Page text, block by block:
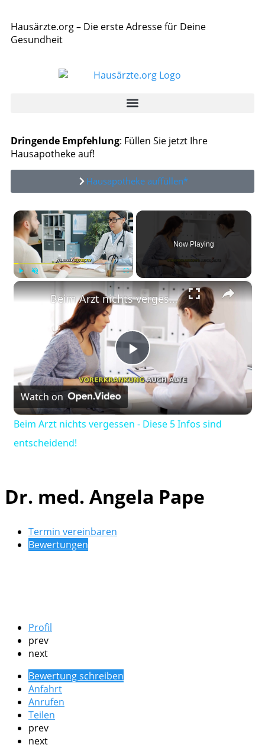
Hausärzte.org – Die erste Adresse für Deine
Gesundheit
Dringende Empfehlung: Füllen Sie jetzt Ihre
Hausapotheke auf!
Hausapotheke auffüllen*
×
Now Playing
×
Play
Video
Beim Arzt nichts vergessen - Diese 5 Infos sind entscheidend!
Watch on
Beim Arzt nichts vergessen - Diese 5 Infos sind
entscheidend!
Dr. med. Angela Pape
Termin vereinbaren
Bewertungen
Profil
prev
next
Bewertung schreiben
Anfahrt
Anrufen
Teilen
prev
next